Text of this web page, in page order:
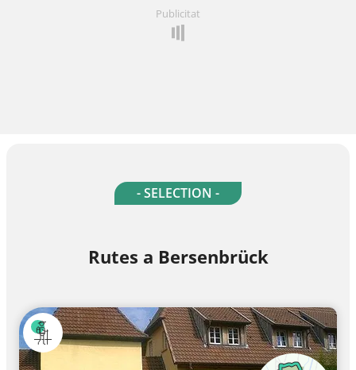
Publicitat
- SELECTION -
Rutes a Bersenbrück